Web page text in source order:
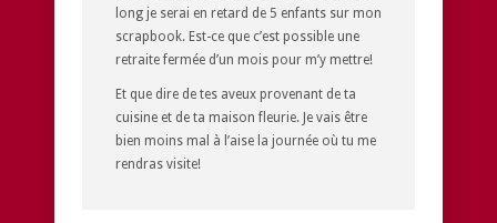
long je serai en retard de 5 enfants sur mon
scrapbook. Est-ce que c’est possible une
retraite fermée d’un mois pour m’y mettre!
Et que dire de tes aveux provenant de ta
cuisine et de ta maison fleurie. Je vais être
bien moins mal à l’aise la journée où tu me
rendras visite!